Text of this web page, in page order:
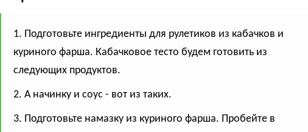
1. Подготовьте ингредиенты для рулетиков из кабачков и
куриного фарша. Кабачковое тесто будем готовить из
следующих продуктов.
2. А начинку и соус - вот из таких.
3. Подготовьте намазку из куриного фарша. Пробейте в